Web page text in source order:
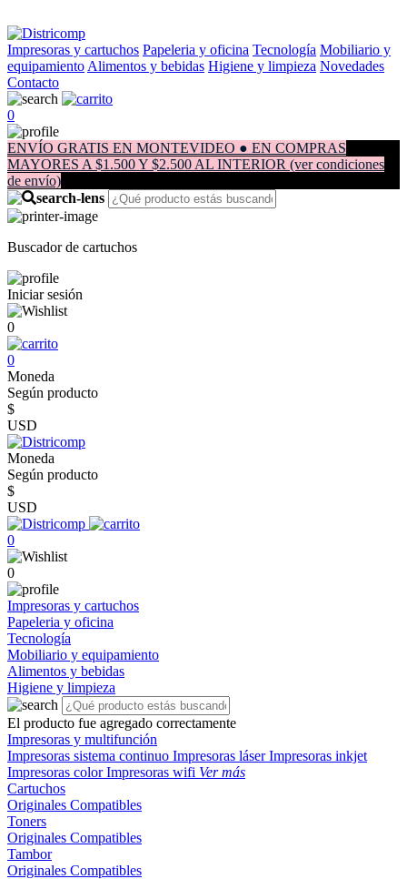
Impresoras y cartuchos Papeleria y oficina Tecnología Mobiliario y
equipamiento Alimentos y bebidas Higiene y limpieza Novedades
Contacto
0
ENVÍO GRATIS EN MONTEVIDEO ● EN COMPRAS
MAYORES A $1.500 Y $2.500 AL INTERIOR (ver condiciones
de envío)
Buscador de cartuchos
Iniciar sesión
0
0
Moneda
Según producto
$
USD
Moneda
Según producto
$
USD
0
0
Impresoras y cartuchos
Papeleria y oficina
Tecnología
Mobiliario y equipamiento
Alimentos y bebidas
Higiene y limpieza
El producto fue agregado correctamente
Impresoras y multifunción
Impresoras sistema continuo Impresoras láserImpresoras inkjet
Impresoras colorImpresoras wifi Ver más
Cartuchos
Originales Compatibles
Toners
Originales Compatibles
Tambor
Originales Compatibles